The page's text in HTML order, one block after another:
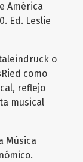
América
Ed. Leslie
o
como
reflejo
musical
Música